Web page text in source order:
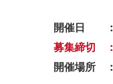
開催日 ：
募集締切
開催場所